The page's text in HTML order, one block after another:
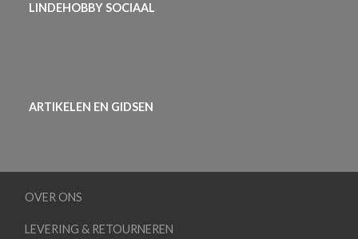
LINDEHOBBY SOCIAAL
ARTIKELEN EN GIDSEN
OVER ONS
LEVERING & RETOURNEREN